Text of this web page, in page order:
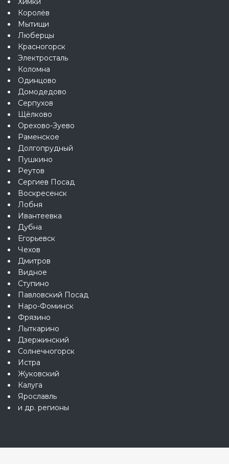
Королёв
Мытищи
Люберцы
Красногорск
Электросталь
Коломна
Одинцово
Домодедово
Серпухов
Щёлково
Орехово-Зуево
Раменское
Долгопрудный
Пушкино
Реутов
Сергиев Посад
Воскресенск
Лобня
Ивантеевка
Дубна
Егорьевск
Чехов
Дмитров
Видное
Ступино
Павловский Посад
Наро-Фоминск
Фрязино
Лыткарино
Дзержинский
Солнечногорск
Истра
Жуковский
Калуга
Ярославль
и др. регионы